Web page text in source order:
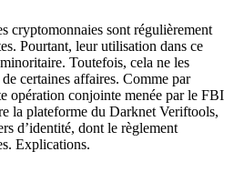
cryptomonnaies sont régulièrement
Pourtant, leur utilisation dans ce
Toutefois, cela ne les
certaines affaires. Comme par
opération conjointe menée par le FBI
la plateforme du Darknet Veriftools,
d’identité, dont le règlement
Explications.